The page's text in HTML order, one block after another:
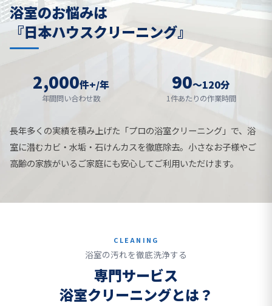
浴室のお悩みは
『日本ハウスクリーニング』
2,000件+/年
年間問い合わせ数
90〜120分
1件あたりの作業時間
長年多くの実績を積み上げた「プロの浴室クリーニング」で、浴
室に潜むカビ・水垢・石けんカスを徹底除去。小さなお子様やご
高齢の家族がいるご家庭にも安心してご利用いただけます。
CLEANING
浴室の汚れを徹底洗浄する
専門サービス
浴室クリーニングとは？